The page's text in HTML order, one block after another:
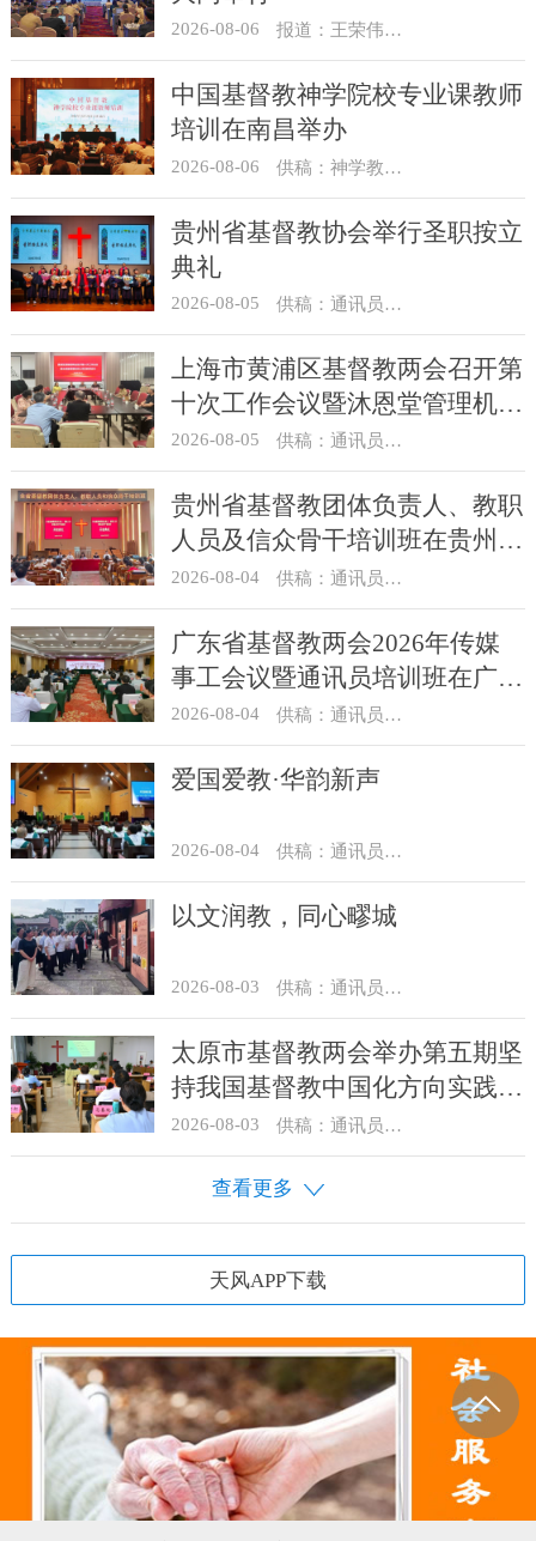
2026-08-06 报道：王荣伟 摄影：冯谦
中国基督教神学院校专业课教师
培训在南昌举办
2026-08-06 供稿：神学教育部
贵州省基督教协会举行圣职按立
典礼
2026-08-05 供稿：通讯员 杨菁
上海市黄浦区基督教两会召开第
十次工作会议暨沐恩堂管理机构
七月份联席会议
2026-08-05 供稿：通讯员 景健美
贵州省基督教团体负责人、教职
人员及信众骨干培训班在贵州圣
经学校举办
2026-08-04 供稿：通讯员 杨菁
广东省基督教两会2026年传媒
事工会议暨通讯员培训班在广州
举办
2026-08-04 供稿：通讯员 汪浩
爱国爱教·华韵新声
2026-08-04 供稿：通讯员 景健美
以文润教，同心疁城
2026-08-03 供稿：通讯员 景健美
太原市基督教两会举办第五期坚
持我国基督教中国化方向实践能
力专题培训
2026-08-03 供稿：通讯员 王建春 摄影：史爱梅
查看更多
天风APP下载